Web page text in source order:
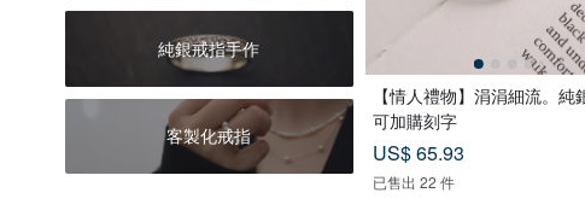
純銀戒指手作
客製化戒指
【情人禮物】涓涓細流。純
可加購刻字
US$ 65.93
已售出 22 件